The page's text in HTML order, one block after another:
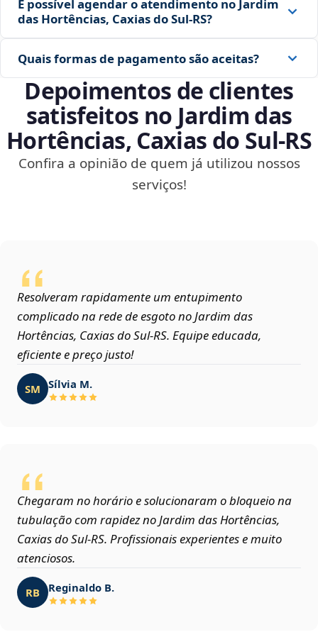
É possível agendar o atendimento no Jardim
das Hortências, Caxias do Sul‑RS?
Quais formas de pagamento são aceitas?
Depoimentos de clientes
satisfeitos no Jardim das
Hortências, Caxias do Sul‑RS
Confira a opinião de quem já utilizou nossos
serviços!
Resolveram rapidamente um entupimento
complicado na rede de esgoto no Jardim das
Hortências, Caxias do Sul‑RS. Equipe educada,
eficiente e preço justo!
SM Sílvia M.
Chegaram no horário e solucionaram o bloqueio na
tubulação com rapidez no Jardim das Hortências,
Caxias do Sul‑RS. Profissionais experientes e muito
atenciosos.
RB Reginaldo B.